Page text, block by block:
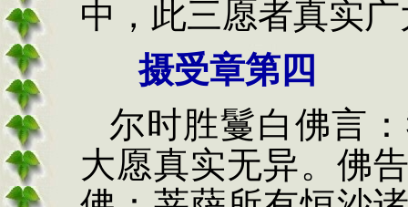
中，此三愿者真实
摄受章第四
尔时胜鬘白佛言
大愿真实无异。佛